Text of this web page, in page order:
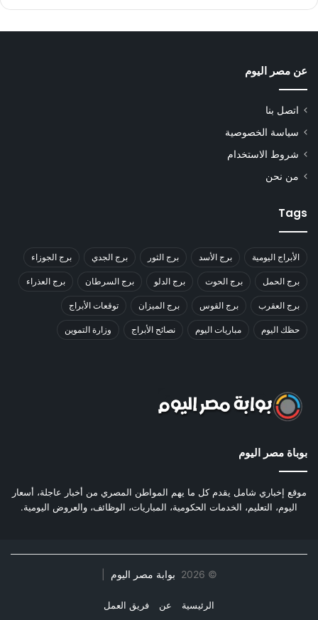
عن مصر اليوم
اتصل بنا
سياسة الخصوصية
شروط الاستخدام
من نحن
Tags
الأبراج اليومية برج الأسد برج الثور برج الجدي برج الجوزاء
برج الحمل برج الحوت برج الدلو برج السرطان برج العذراء
برج العقرب برج القوس برج الميزان توقعات الأبراج
حظك اليوم مباريات اليوم نصائح الأبراج وزارة التموين
بوباة مصر اليوم
موقع إخباري شامل يقدم كل ما يهم المواطن المصري من أخبار عاجلة، أسعار
اليوم، التعليم، الخدمات الحكومية، المباريات، الوظائف، والعروض اليومية.
©
2026 بوابة مصر اليوم
الرئيسية عن فريق العمل